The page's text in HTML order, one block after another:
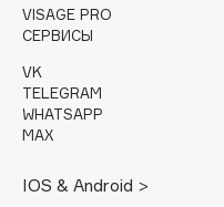
d'Alba
DABO
DARLING*
Darphin
Deonica
VISAGE PRO
СЕРВИСЫ
VK
TELEGRAM
WHATSAPP
MAX
IOS & Android >